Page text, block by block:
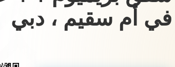
في أم سقيم ، دبي